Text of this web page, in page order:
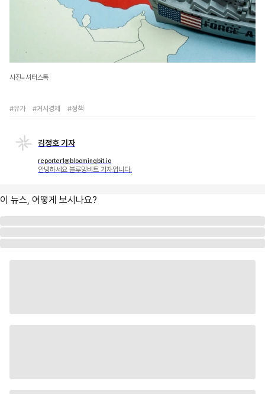
사진=셔터스톡
#유가 #거시경제 #정책
김정호 기자
reporter1@bloomingbit.io
안녕하세요 블루밍비트 기자입니다.
이 뉴스, 어떻게 보시나요?